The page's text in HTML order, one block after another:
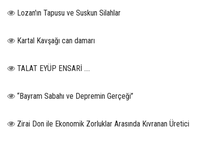
Lozan'ın Tapusu ve Suskun Silahlar
Kartal Kavşağı can damarı
TALAT EYÜP ENSARİ ….
“Bayram Sabahı ve Depremin Gerçeği”
Zirai Don ile Ekonomik Zorluklar Arasında Kıvranan Üretici